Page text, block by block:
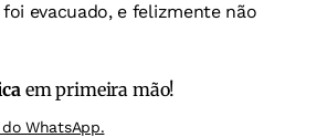
evacuado, e felizmente não
em primeira mão!
WhatsApp.